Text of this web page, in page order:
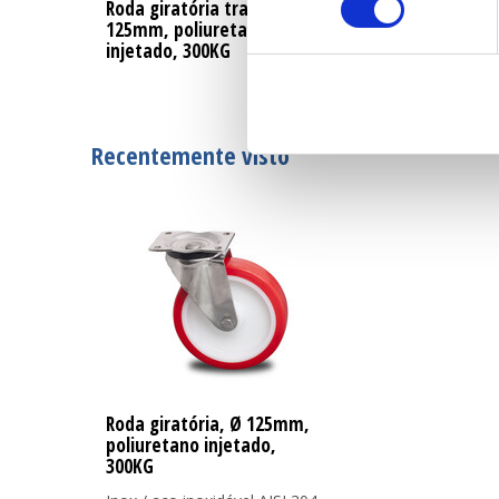
Roda giratória travão, Ø
125mm, poliuretano
injetado, 300KG
Roda fixa, Ø
poliuretano
300KG
Recentemente visto
Roda giratória, Ø 125mm,
poliuretano injetado,
300KG